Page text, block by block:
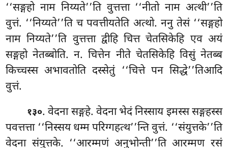
‘‘सङ्गहो नाम निय्यते’’ति वुत्तत्ता ‘‘नीतो नाम अत्थी’’ति
वुत्तं. ‘‘निय्यते’’ति च पवत्तीयतेति अत्थो. ननु तेसं ‘‘सङ्गहो
नाम निय्यते’’ति वुत्तत्ता द्वीहि चित्त चेतसिकेहि एव अयं
सङ्गहो नेतब्बोति. न. चित्तेन नीते चेतसिकेहि विसुं नेतब्ब
किच्चस्स अभावतोति दस्सेतुं ‘‘चित्ते पन सिद्धे’’तिआदि
वुत्तं.
१३०. वेदना सङ्गहे. वेदना भेदं निस्साय इमस्स सङ्गहस्स
पवत्तत्ता ‘‘निस्सय धम्म परिग्गहत्थ’’न्ति वुत्तं. ‘‘संयुत्तके’’ति
वेदना संयुत्तके. ‘‘आरम्मणं अनुभोन्ती’’ति आरम्मण रसं